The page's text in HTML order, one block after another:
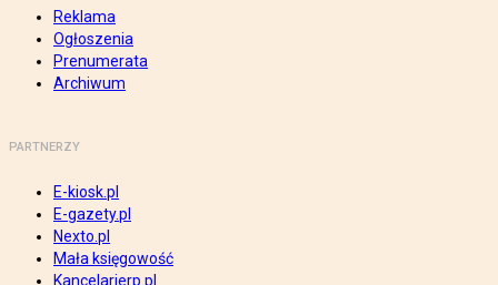
Reklama
Ogłoszenia
Prenumerata
Archiwum
PARTNERZY
E-kiosk.pl
E-gazety.pl
Nexto.pl
Mała księgowość
Kancelarierp.pl